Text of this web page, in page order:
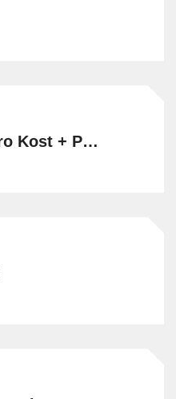
Ingenieurbüro Kost + Partner AG